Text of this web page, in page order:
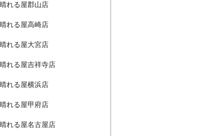
晴れる屋郡山店
晴れる屋高崎店
晴れる屋大宮店
晴れる屋吉祥寺店
晴れる屋横浜店
晴れる屋甲府店
晴れる屋名古屋店